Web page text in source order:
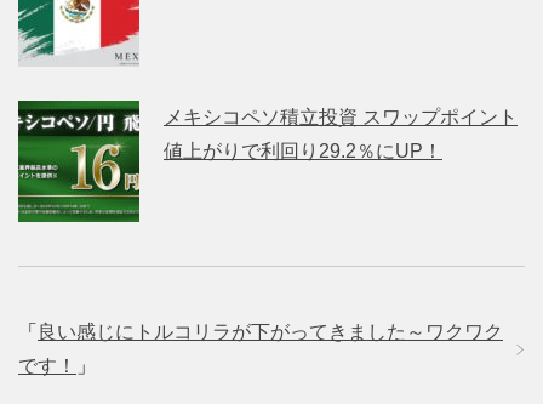
メキシコペソ積立投資 スワップポイント
値上がりで利回り29.2％にUP！
「 良い感じにトルコリラが下がってきました～ワクワク
です！
」